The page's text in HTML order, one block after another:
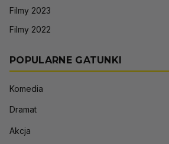
Filmy 2023
Filmy 2022
POPULARNE GATUNKI
Komedia
Dramat
Akcja